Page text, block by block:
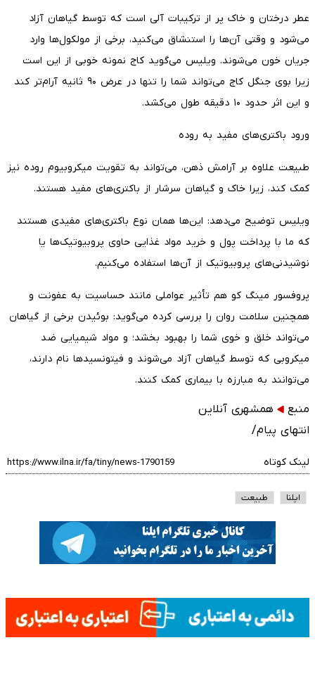
عطر درختان و خاک پر از ترکیبات آلی است که توسط گیاهان آزاد
می‌شود و وقتی آن‌ها را استنشاق می‌کنید، برخی از مولکول‌ها وارد
جریان خون می‌شوند. ویلیس می‌گوید کاج نمونه خوبی از این است
زیرا بوی جنگل کاج می‌تواند شما را تنها در عرض ۹۰ ثانیه آرام‌تر کند
و این اثر حدود ۱۰ دقیقه طول می‌کشد.
ورود باکتری‌های مفید به روده
طبیعت علاوه بر آرامش ذهن، می‌تواند به تقویت میکروبیوم روده نیز
کمک کند، زیرا خاک و گیاهان سرشار از باکتری‌های مفید هستند.
ویلیس توضیح می‌دهد: این‌ها همان نوع باکتری‌های مفیدی هستند
که ما با پرداخت پول و خرید مواد غذایی حاوی پروبیوتیک‌ها یا
نوشیدنی‌های پروبیوتیک از آن‌ها استفاده می‌کنیم.
پروفسور مینگ کو هم تأثیر عواملی مانند حساسیت به عفونت و
همچنین سلامت روان را بررسی کرده می‌گوید: بوئیدن برخی از گیاهان
می‌تواند خلق و خوی شما را بهبود بخشد؛ و مواد شیمیایی ضد
میکروبی که توسط گیاهان آزاد می‌شوند و فیتونسیدها نام دارند،
می‌توانند به مبارزه با بیماری کمک کنند.
منبع
همشهری آنلاین
انتهای پیام/
لینک کوتاه
ایلنا طبیعت